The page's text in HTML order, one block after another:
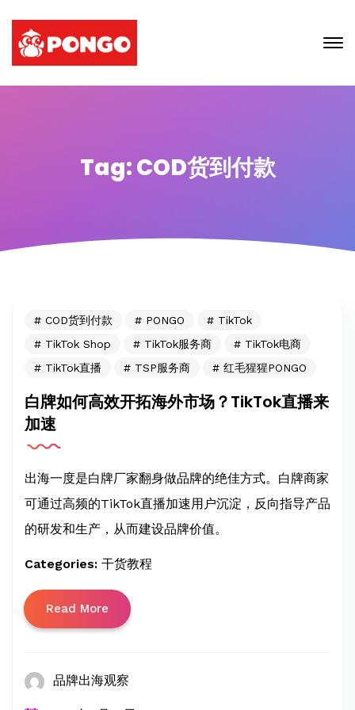
Tag: COD货到付款
COD货到付款 PONGO
TikTok
TikTok Shop
TikTok服务商
TikTok电商
TikTok直播
TSP服务商 红毛猩猩PONGO
白牌如何高效开拓海外市场？TikTok直播来
加速
出海一度是白牌厂家翻身做品牌的绝佳方式。白牌商家
可通过高频的TikTok直播加速用户沉淀，反向指导产品
的研发和生产，从而建设品牌价值。
Categories: 干货教程
Read More
品牌出海观察